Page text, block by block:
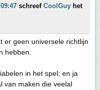
schreef CoolGuy het
er geen universele richtlijn
hebben.
in het spel; en ja
van maken die veelal